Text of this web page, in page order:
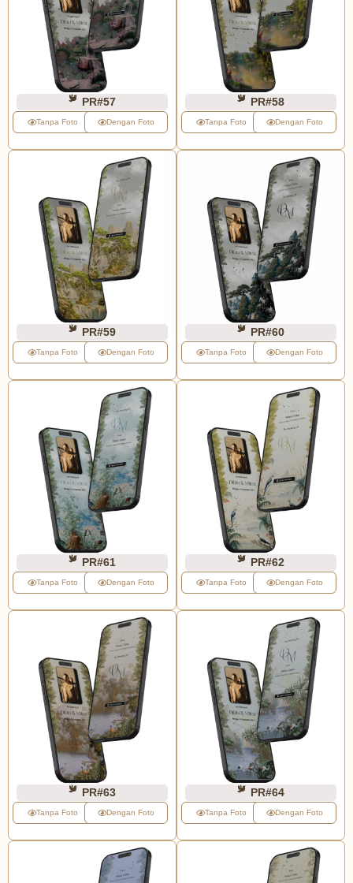
PR#57
Tanpa Foto Dengan Foto
PR#58
Tanpa Foto Dengan Foto
PR#59
Tanpa Foto Dengan Foto
PR#60
Tanpa Foto Dengan Foto
PR#61
Tanpa Foto Dengan Foto
PR#62
Tanpa Foto Dengan Foto
PR#63
Tanpa Foto Dengan Foto
PR#64
Tanpa Foto Dengan Foto